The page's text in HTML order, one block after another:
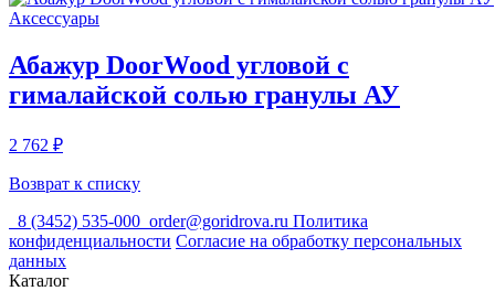
Аксессуары
Абажур DoorWood угловой с
гималайской солью гранулы АУ
2 762 ₽
Возврат к списку
8 (3452) 535-000 order@goridrova.ru Политика
конфиденциальности Согласие на обработку персональных
данных
Каталог